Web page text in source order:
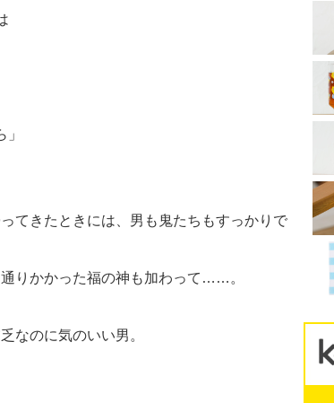
てきたときには、男も鬼たちもすっかりで
りかかった福の神も加わって……。
なのに気のいい男。